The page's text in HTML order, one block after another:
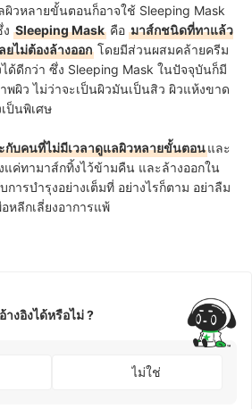
วหลายขั้นตอนก็อาจใช้ Sleeping Mask
Sleeping Mask คือ มาส์กชนิดที่ทาแล้ว
ยไม่ต้องล้างออก โดยมีส่วนผสมคล้ายครีม
ด้ดีกว่า ซึ่ง Sleeping Mask ในปัจจุบันก็มี
พผิว ไม่ว่าจะเป็นผิวมันเป็นสิว ผิวแห้งขาด
ป็นพิเศษ
กับคนที่ไม่มีเวลาดูแลผิวหลายขั้นตอนและ
แค่ทามาส์กทิ้งไว้ข้ามคืน และล้างออกใน
การบำรุงอย่างเต็มที่ อย่างไรก็ตาม อย่าลืม
หลีกเลี่ยงอาการแพ้
งอิงได้หรือไม่ ?
ไม่ใช่